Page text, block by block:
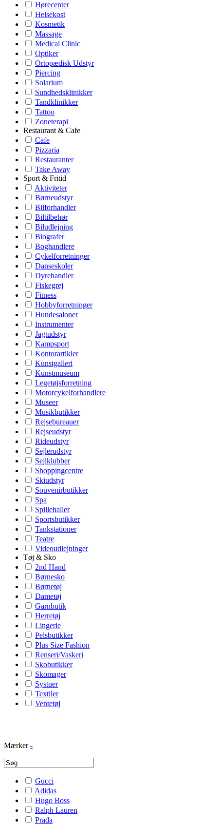
Hørecenter
Helsekost
Kosmetik
Massage
Medical Clinic
Optiker
Ortopædisk Udstyr
Piercing
Solarium
Sundhedsklinikker
Tandklinikker
Tattoo
Zoneterapi
Restaurant & Cafe
Cafe
Pizzaria
Restauranter
Take Away
Sport & Fritid
Aktiviteter
Børneudstyr
Bilforhandler
Biltilbehør
Biludlejning
Biografer
Boghandlere
Cykelforretninger
Danseskoler
Dyrehandler
Fiskegrej
Fitness
Hobbyforretninger
Hundesaloner
Instrumenter
Jagtudstyr
Kampsport
Kontorartikler
Kunstgalleri
Kunstmuseum
Legetøjsforretning
Motorcykelforhandlere
Museer
Musikbutikker
Rejsebureauer
Rejseudstyr
Rideudstyr
Sejlerudstyr
Sejlklubber
Shoppingcentre
Skiudstyr
Souvenirbutikker
Spa
Spillehaller
Sportsbutikker
Tankstationer
Teatre
Videoudlejninger
Tøj & Sko
2nd Hand
Børnesko
Børnetøj
Dametøj
Garnbutik
Herretøj
Lingerie
Pelsbutikker
Plus Size Fashion
Renseri/Vaskeri
Skobutikker
Skomager
Systuer
Textiler
Ventetøj
Mærker -
Gucci
Adidas
Hugo Boss
Ralph Lauren
Prada